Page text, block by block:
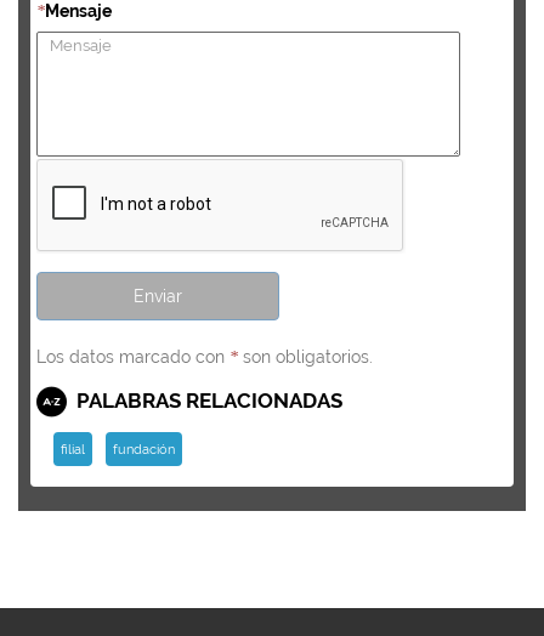
*Mensaje
Los datos marcado con * son obligatorios.
PALABRAS RELACIONADAS
filial fundación